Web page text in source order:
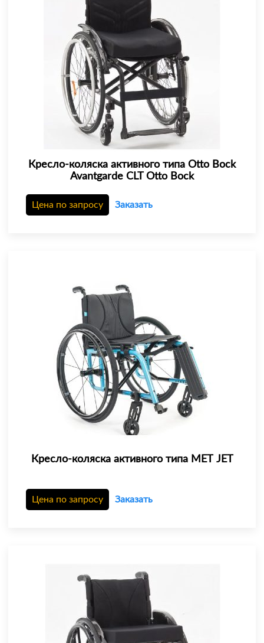
Кресло-коляска активного типа Otto Bock
Avantgarde CLT Otto Bock
Цена по запросу Заказать
Кресло-коляска активного типа МЕТ JET
Цена по запросу Заказать